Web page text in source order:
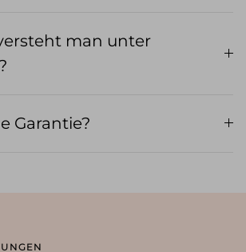
man unter
Garantie?